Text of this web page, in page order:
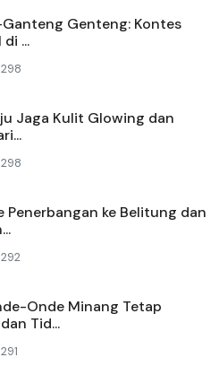
Genteng: Kontes
...
298
Jaga Kulit Glowing dan
298
Penerbangan ke Belitung dan
292
Onde Minang Tetap
Tid...
291